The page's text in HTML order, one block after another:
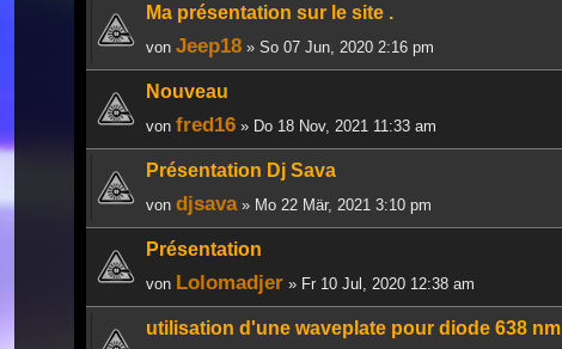
Ma présentation sur le site .
von Jeep18 » So 07 Jun, 2020 2:16 pm
Nouveau
von fred16 » Do 18 Nov, 2021 11:33 am
Présentation Dj Sava
von djsava» Mo 22 Mär, 2021 3:10 pm
Présentation
von Lolomadjer » Fr 10 Jul, 2020 12:38 am
utilisation d'une waveplate pour diode 638 nm